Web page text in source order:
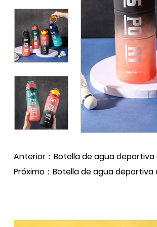
Anterior：Botella de agua
Próximo：Botella de agua